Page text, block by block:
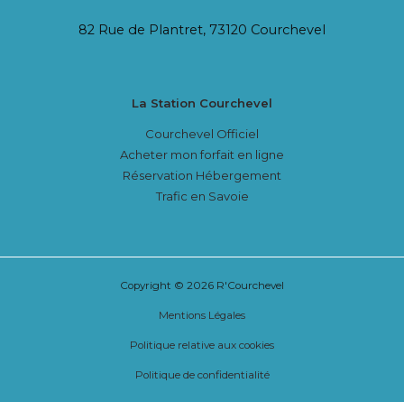
82 Rue de Plantret, 73120 Courchevel
La Station Courchevel
Courchevel Officiel
Acheter mon forfait en ligne
Réservation Hébergement
Trafic en Savoie
Copyright © 2026 R'Courchevel
Mentions Légales
Politique relative aux cookies
Politique de confidentialité